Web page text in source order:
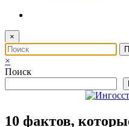
×
×
Поиск
10 фактов,